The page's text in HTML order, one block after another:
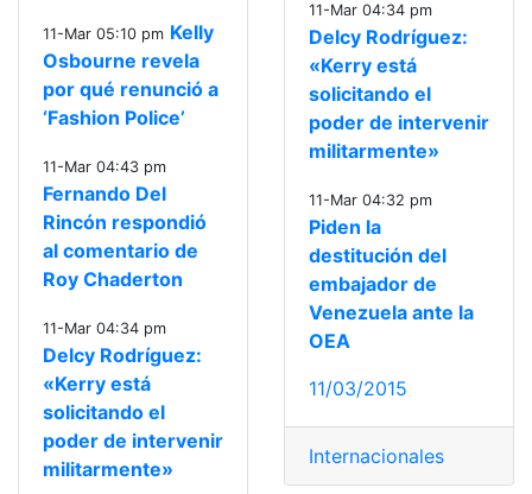
11-Mar 05:10 pm Kelly
Osbourne revela
por qué renunció a
‘Fashion Police’
11-Mar 04:43 pm
Fernando Del
Rincón respondió
al comentario de
Roy Chaderton
11-Mar 04:34 pm
Delcy Rodríguez:
«Kerry está
solicitando el
poder de intervenir
militarmente»
11-Mar 04:34 pm
Delcy Rodríguez:
«Kerry está
solicitando el
poder de intervenir
militarmente»
11-Mar 04:32 pm
Piden la
destitución del
embajador de
Venezuela ante la
OEA
11/03/2015
Internacionales